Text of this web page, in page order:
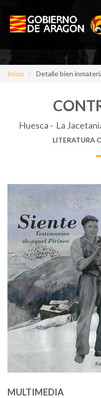
Inicio Detalle bien
Huesca - La
LITERATURA
MULTIMEDIA